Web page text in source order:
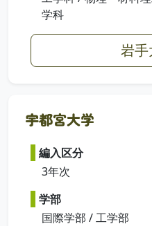
学科
岩手
宇都宮大学
編入区分
3年次
学部
国際学部 / 工学部